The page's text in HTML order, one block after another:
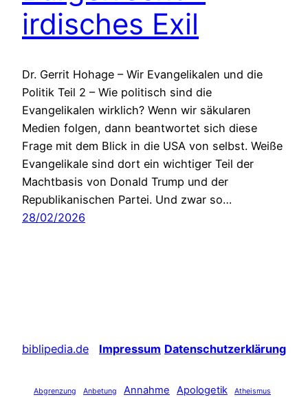
irdisches Exil
Dr. Gerrit Hohage – Wir Evangelikalen und die
Politik Teil 2 – Wie politisch sind die
Evangelikalen wirklich? Wenn wir säkularen
Medien folgen, dann beantwortet sich diese
Frage mit dem Blick in die USA von selbst. Weiße
Evangelikale sind dort ein wichtiger Teil der
Machtbasis von Donald Trump und der
Republikanischen Partei. Und zwar so…
28/02/2026
biblipedia.de Impressum Datenschutzerklärung
Abgrenzung Anbetung Annahme Apologetik Atheismus